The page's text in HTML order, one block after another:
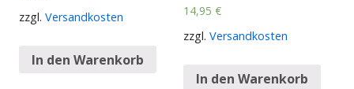
zzgl. Versandkosten
In den Warenkorb
14,95 €
zzgl. Versandkosten
In den Warenkorb